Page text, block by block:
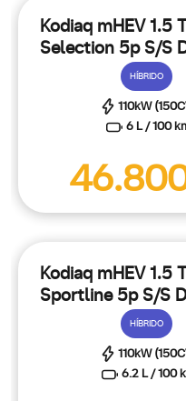
Kodiaq mHEV 1.5
Selection 5p S/S
HÍBRIDO
110kW
6 L / 100
Kodiaq mHEV 1.5
Sportline 5p S/S
HÍBRIDO
110kW
6.2 L / 100